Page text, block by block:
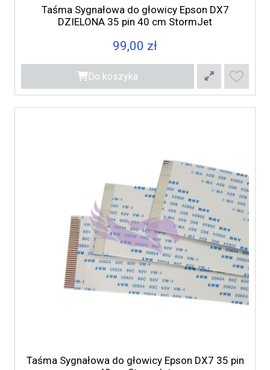
Taśma Sygnałowa do głowicy Epson DX7
DZIELONA 35 pin 40 cm StormJet
99,00 zł
Do koszyka
Taśma Sygnałowa do głowicy Epson DX7 35 pin